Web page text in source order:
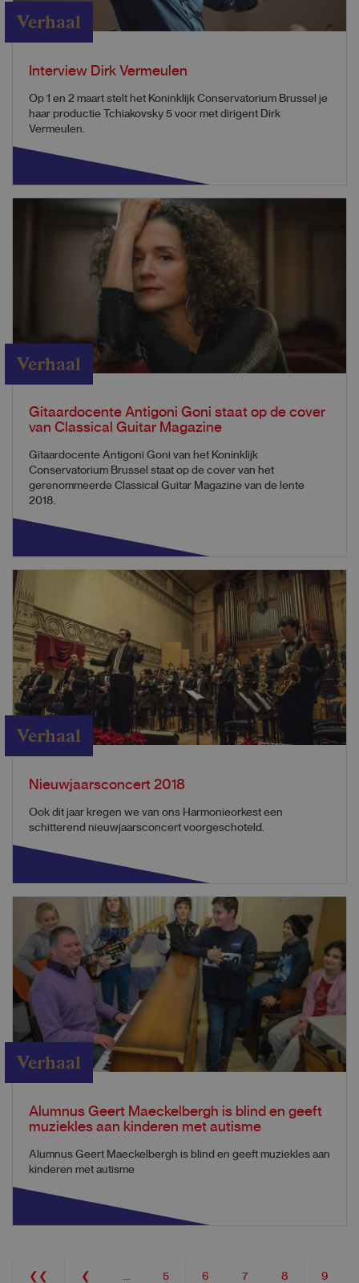
Verhaal
Interview Dirk Vermeulen
Op 1 en 2 maart stelt het Koninklijk Conservatorium Brussel je
haar productie Tchiakovsky 5 voor met dirigent Dirk
Vermeulen.
Verhaal
Gitaardocente Antigoni Goni staat op de cover
van Classical Guitar Magazine
Gitaardocente Antigoni Goni van het Koninklijk
Conservatorium Brussel staat op de cover van het
gerenommeerde Classical Guitar Magazine van de lente
2018.
Verhaal
Nieuwjaarsconcert 2018
Ook dit jaar kregen we van ons Harmonieorkest een
schitterend nieuwjaarsconcert voorgeschoteld.
Verhaal
Alumnus Geert Maeckelbergh is blind en geeft
muziekles aan kinderen met autisme
Alumnus Geert Maeckelbergh is blind en geeft muziekles aan
kinderen met autisme
First
❮❮
Previous
❮ Page
5 Page
6 Page
7 Page
8 Page
9